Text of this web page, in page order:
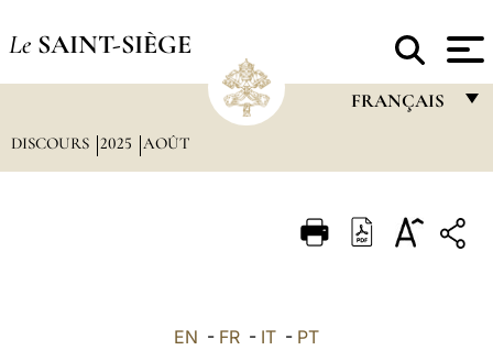
Le SAINT-SIÈGE
FRANÇAIS
ITALIANO
DISCOURS 2025 AOÛT
EN - FR - IT - PT